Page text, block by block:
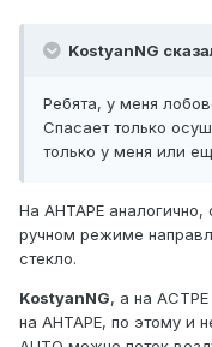
KostyanNG
Ребята, у меня
Спасает только
только у меня или
На АНТАРЕ аналогично,
ручном режиме
стекло.
KostyanNG, а на АСТРЕ
на АНТАРЕ, по этому и